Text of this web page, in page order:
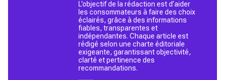
L’objectif de la rédaction est d’aider
les consommateurs à faire des choix
éclairés, grâce à des informations
fiables, transparentes et
indépendantes. Chaque article est
rédigé selon une charte éditoriale
exigeante, garantissant objectivité,
clarté et pertinence des
recommandations.